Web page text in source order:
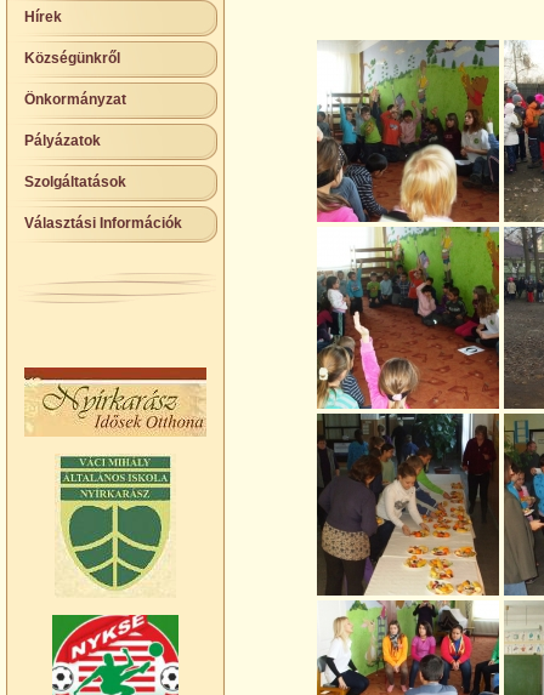
Hírek
Községünkről
Önkormányzat
Pályázatok
Szolgáltatások
Választási Információk